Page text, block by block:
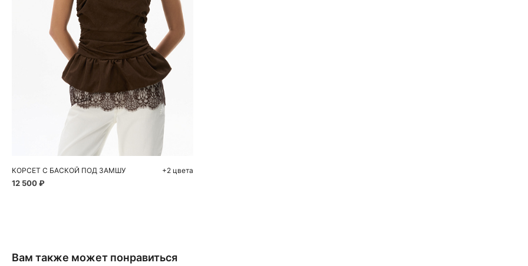
Добавить в корзину
44
КОРСЕТ С БАСКОЙ ПОД ЗАМШУ
12 500 ₽
+2 цвета
Вам также может понравиться